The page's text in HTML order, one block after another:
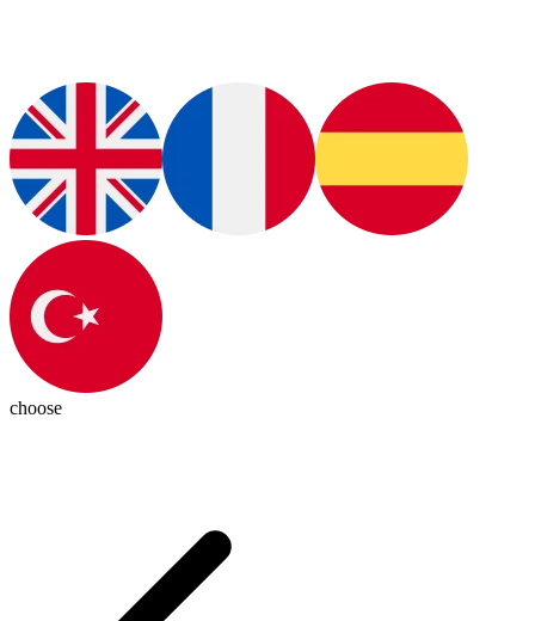
choose